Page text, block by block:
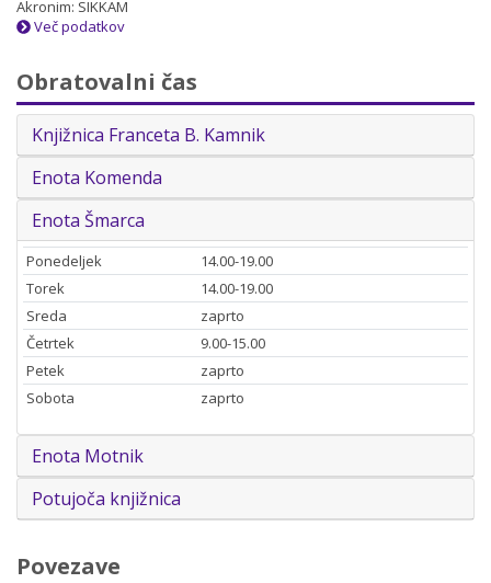
Akronim: SIKKAM
Več podatkov
Obratovalni čas
Knjižnica Franceta B. Kamnik
Enota Komenda
Enota Šmarca
Ponedeljek
14.00-19.00
Torek
14.00-19.00
Sreda
zaprto
Četrtek
9.00-15.00
Petek
zaprto
Sobota
zaprto
Enota Motnik
Potujoča knjižnica
Povezave